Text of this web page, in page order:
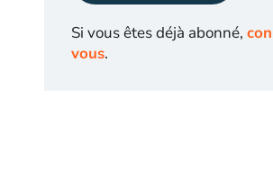
Si vous êtes déjà abonné,
vous.